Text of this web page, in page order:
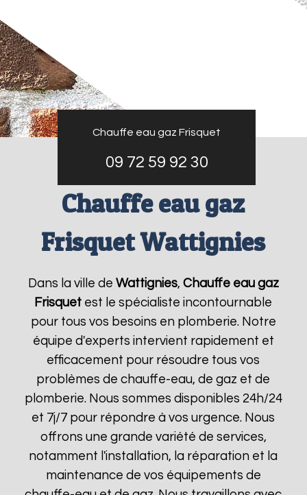
Chauffe eau gaz Frisquet
09 72 59 92 30
Chauffe eau gaz
Frisquet Wattignies
Dans la ville de Wattignies, Chauffe eau gaz
Frisquet est le spécialiste incontournable
pour tous vos besoins en plomberie. Notre
équipe d'experts intervient rapidement et
efficacement pour résoudre tous vos
problèmes de chauffe-eau, de gaz et de
plomberie. Nous sommes disponibles 24h/24
et 7j/7 pour répondre à vos urgence. Nous
offrons une grande variété de services,
notamment l'installation, la réparation et la
maintenance de vos équipements de